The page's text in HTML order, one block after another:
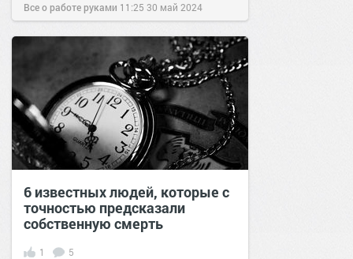
Все о работе руками 11:25 30 май 2024
6 известных людей, которые с
точностью предсказали
собственную смерть
1 5